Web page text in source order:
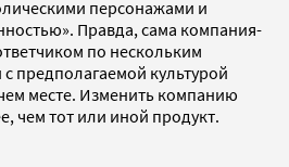
персонажами и
Правда, сама компания-
по нескольким
предполагаемой культурой
месте. Изменить компанию
чем тот или иной продукт.